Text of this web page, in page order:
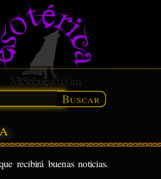
Buscar
recibirá buenas noticias.